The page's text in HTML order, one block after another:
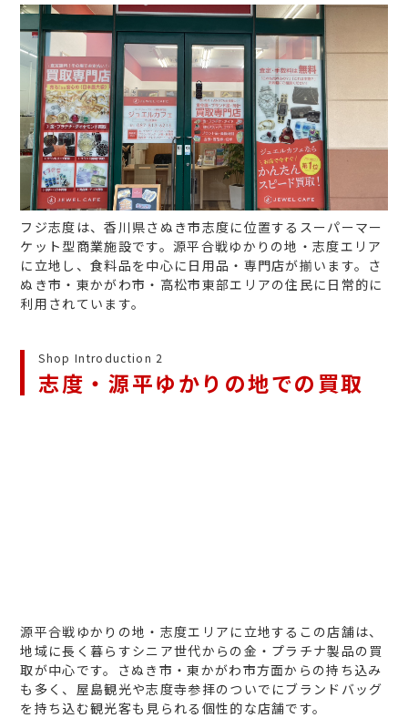
フジ志度は、香川県さぬき市志度に位置するスーパーマー
ケット型商業施設です。源平合戦ゆかりの地・志度エリア
に立地し、食料品を中心に日用品・専門店が揃います。さ
ぬき市・東かがわ市・高松市東部エリアの住民に日常的に
利用されています。
Shop Introduction 2
志度・源平ゆかりの地での買取
源平合戦ゆかりの地・志度エリアに立地するこの店舗は、
地域に長く暮らすシニア世代からの金・プラチナ製品の買
取が中心です。さぬき市・東かがわ市方面からの持ち込み
も多く、屋島観光や志度寺参拝のついでにブランドバッグ
を持ち込む観光客も見られる個性的な店舗です。